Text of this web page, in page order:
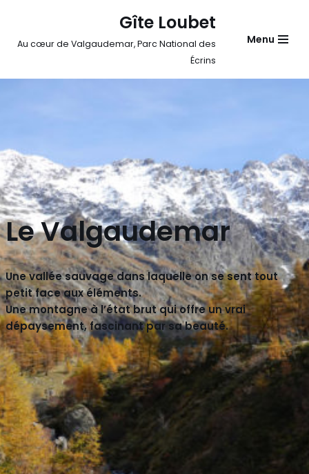
Gîte Loubet
Au cœur de Valgaudemar, Parc National des
Écrins
Menu
Le Valgaudemar
Une vallée sauvage dans laquelle on se sent tout
petit face aux éléments.
Une montagne à l’état brut qui offre un vrai
dépaysement, fascinant par sa beauté.